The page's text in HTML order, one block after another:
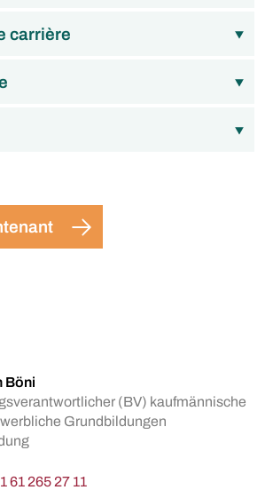
carrière
Böni
(BV) kaufmännische
Grundbildungen
61 265 27 11